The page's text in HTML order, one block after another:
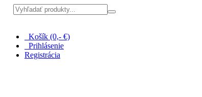
Košík (0,- €)
Prihlásenie
Registrácia